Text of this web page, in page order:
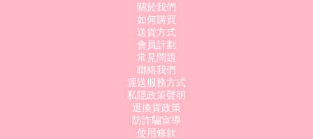
關於我們
如何購買
送貨方式
會員計劃
常見問題
聯絡我們
運送服務方式
私隱政策聲明
退換貨政策
防詐騙宣導
使用條款